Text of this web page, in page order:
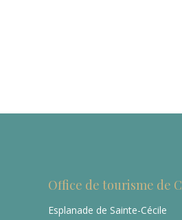
Office de tourisme de
Esplanade de Sainte-Cécile